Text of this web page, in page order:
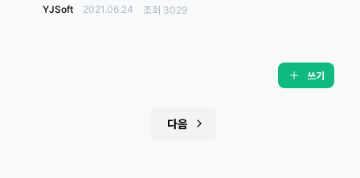
YJSoft 2021.06.24 조회 3029
쓰기
다음